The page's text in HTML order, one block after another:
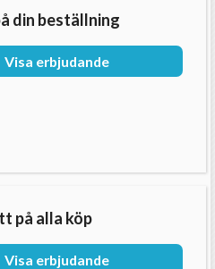
din beställning
Visa erbjudande
på alla köp
Visa erbjudande